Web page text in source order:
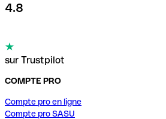
4.8
sur Trustpilot
COMPTE PRO
Compte pro en ligne
Compte pro SASU